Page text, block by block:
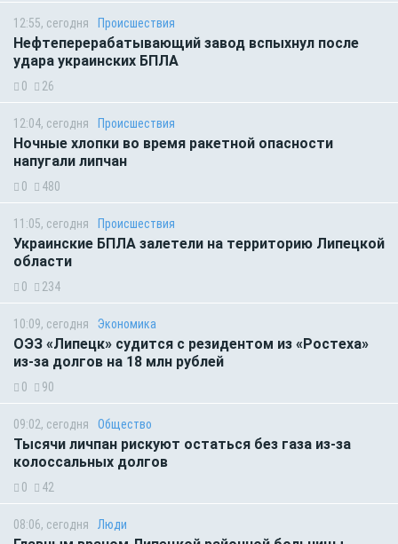
12:55, сегодня Происшествия
Нефтеперерабатывающий завод вспыхнул после
удара украинских БПЛА
0 26
12:04, сегодня Происшествия
Ночные хлопки во время ракетной опасности
напугали липчан
0 480
11:05, сегодня Происшествия
Украинские БПЛА залетели на территорию Липецкой
области
0 234
10:09, сегодня Экономика
ОЭЗ «Липецк» судится с резидентом из «Ростеха»
из-за долгов на 18 млн рублей
0 90
09:02, сегодня Общество
Тысячи личпан рискуют остаться без газа из-за
колоссальных долгов
0 42
08:06, сегодня Люди